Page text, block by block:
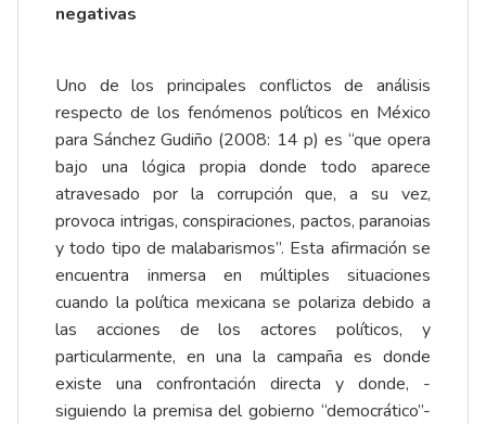
negativas
Uno de los principales conflictos de análisis
respecto de los fenómenos políticos en México
para Sánchez Gudiño (2008: 14 p) es “que opera
bajo una lógica propia donde todo aparece
atravesado por la corrupción que, a su vez,
provoca intrigas, conspiraciones, pactos, paranoias
y todo tipo de malabarismos”. Esta afirmación se
encuentra inmersa en múltiples situaciones
cuando la política mexicana se polariza debido a
las acciones de los actores políticos, y
particularmente, en una la campaña es donde
existe una confrontación directa y donde, -
siguiendo la premisa del gobierno “democrático”-